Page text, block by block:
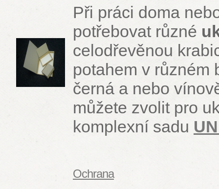
Při práci doma
potřebovat různé
celodřevěnou
potahem v různém
černá a nebo
můžete zvolit pro
komplexní sadu
Ochrana